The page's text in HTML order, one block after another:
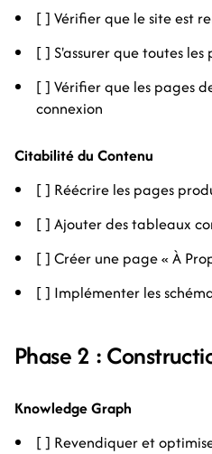
[ ] Vérifier que le site est
[ ] S'assurer que toutes
[ ] Vérifier que les pages
connexion
Citabilité du Contenu
[ ] Réécrire les pages
[ ] Ajouter des tableaux
[ ] Créer une page « À
[ ] Implémenter les
Phase 2 :
Knowledge Graph
[ ] Revendiquer et